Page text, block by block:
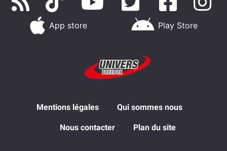
App store Play Store
Mentions légales Qui sommes nous
Nous contacter Plan du site